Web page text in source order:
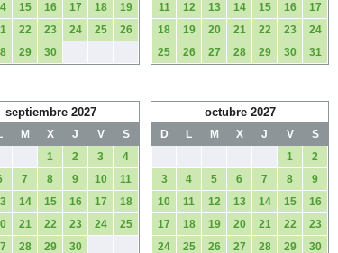
15 16 17 18
19
22 23 24 25
26
29 30
11
12 13 14 15 16
17
18
19 20 21 22 23
24
25
26 27 28 29 30 31
septiembre 2027
M X J V
S
1
2 3
4
7 8 9 10
11
14 15 16 17
18
21 22 23 24
25
28 29 30
octubre 2027
D L M X J V
S
1
2
3
4 5 6 7 8
9
10
11 12 13 14 15
16
17
18 19 20 21 22
23
24
25 26 27 28 29 30